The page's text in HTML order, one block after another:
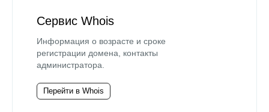
Сервис Whois
Информация о возрасте и сроке
регистрации домена, контакты
администратора.
Перейти в Whois